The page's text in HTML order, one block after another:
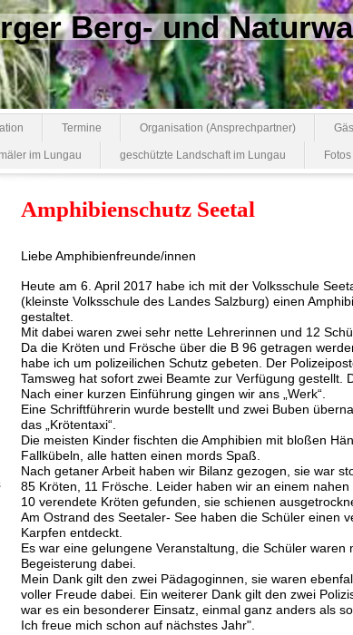
Berg- und
Termine Organisation (Ansprechpartner)
im Lungau geschützte Landschaft im Lungau Fotos
Amphibienschutz Seetal
Liebe Amphibienfreunde/innen
Heute am 6. April 2017 habe ich mit der Volksschule
(kleinste Volksschule des Landes Salzburg) einen
gestaltet.
Mit dabei waren zwei sehr nette Lehrerinnen und 12
Da die Kröten und Frösche über die B 96 getragen
habe ich um polizeilichen Schutz gebeten. Der
Tamsweg hat sofort zwei Beamte zur Verfügung gestellt.
Nach einer kurzen Einführung gingen wir ans „Werk“.
Eine Schriftführerin wurde bestellt und zwei Buben
das „Krötentaxi“.
Die meisten Kinder fischten die Amphibien mit bloßen
Fallkübeln, alle hatten einen mords Spaß.
Nach getaner Arbeit haben wir Bilanz gezogen, sie war
85 Kröten, 11 Frösche. Leider haben wir an einem nahen
10 verendete Kröten gefunden, sie schienen
Am Ostrand des Seetaler- See haben die Schüler einen
Karpfen entdeckt.
Es war eine gelungene Veranstaltung, die Schüler waren
Begeisterung dabei.
Mein Dank gilt den zwei Pädagoginnen, sie waren
voller Freude dabei. Ein weiterer Dank gilt den zwei
war es ein besonderer Einsatz, einmal ganz anders als
Ich freue mich schon auf nächstes Jahr".